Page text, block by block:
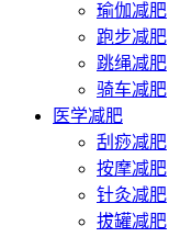
瑜伽减肥
跑步减肥
跳绳减肥
骑车减肥
医学减肥
刮痧减肥
按摩减肥
针灸减肥
拔罐减肥